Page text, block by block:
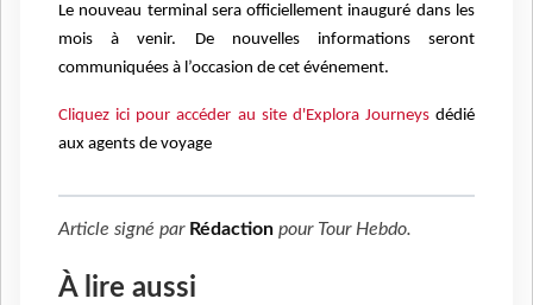
Le nouveau terminal sera officiellement inauguré dans les
mois à venir. De nouvelles informations seront
communiquées à l’occasion de cet événement.
Cliquez ici pour accéder au site d'Explora Journeys dédié
aux agents de voyage
Article signé par Rédaction pour Tour Hebdo.
À lire aussi